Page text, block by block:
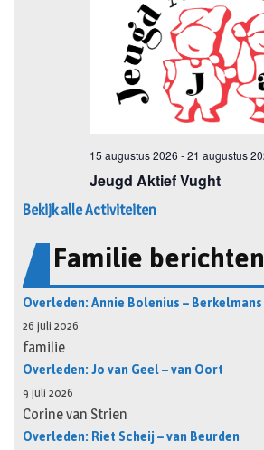
Bekijk alle Activiteiten
Familie berichten
Overleden: Annie Bolenius – Berkelmans
26 juli 2026
familie
Overleden: Jo van Geel – van Oort
9 juli 2026
Corine van Strien
Overleden: Riet Scheij – van Beurden